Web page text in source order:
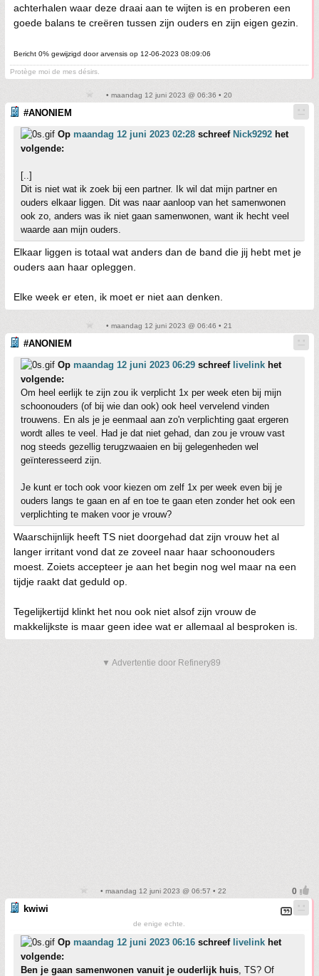
achterhalen waar deze draai aan te wijten is en proberen een
goede balans te creëren tussen zijn ouders en zijn eigen gezin.
Bericht 0% gewijzigd door arvensis op 12-06-2023 08:09:06
Protège moi de mes désirs.
• maandag 12 juni 2023 @ 06:36 • 20
#ANONIEM
Op maandag 12 juni 2023 02:28 schreef Nick9292 het
volgende:
[..]
Dit is niet wat ik zoek bij een partner. Ik wil dat mijn partner en
ouders elkaar liggen. Dit was naar aanloop van het samenwonen
ook zo, anders was ik niet gaan samenwonen, want ik hecht veel
waarde aan mijn ouders.
Elkaar liggen is totaal wat anders dan de band die jij hebt met je
ouders aan haar opleggen.
Elke week er eten, ik moet er niet aan denken.
• maandag 12 juni 2023 @ 06:46 • 21
#ANONIEM
Op maandag 12 juni 2023 06:29 schreef livelink het
volgende:
Om heel eerlijk te zijn zou ik verplicht 1x per week eten bij mijn
schoonouders (of bij wie dan ook) ook heel vervelend vinden
trouwens. En als je je eenmaal aan zo'n verplichting gaat ergeren
wordt alles te veel. Had je dat niet gehad, dan zou je vrouw vast
nog steeds gezellig terugzwaaien en bij gelegenheden wel
geïnteresseerd zijn.
Je kunt er toch ook voor kiezen om zelf 1x per week even bij je
ouders langs te gaan en af en toe te gaan eten zonder het ook een
verplichting te maken voor je vrouw?
Waarschijnlijk heeft TS niet doorgehad dat zijn vrouw het al
langer irritant vond dat ze zoveel naar haar schoonouders
moest. Zoiets accepteer je aan het begin nog wel maar na een
tijdje raakt dat geduld op.
Tegelijkertijd klinkt het nou ook niet alsof zijn vrouw de
makkelijkste is maar geen idee wat er allemaal al besproken is.
▼ Advertentie door Refinery89
• maandag 12 juni 2023 @ 06:57 • 22
kwiwi
de enige echte.
Op maandag 12 juni 2023 06:16 schreef livelink het
volgende:
Ben je gaan samenwonen vanuit je ouderlijk huis, TS? Of